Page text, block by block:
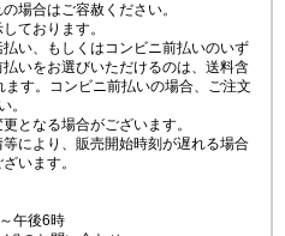
場合はご容赦ください。
ております。
い、もしくはコンビニ前払いのいず
いをお選びいただけるのは、送料含
す。コンビニ前払いの場合、ご注文
。
となる場合がございます。
により、販売開始時刻が遅れる場合
います。
午後6時